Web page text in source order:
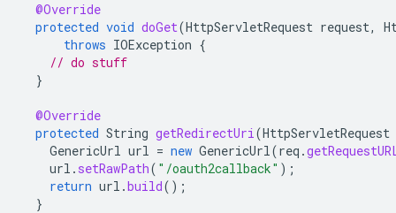
@Override
protected void doGet(HttpServletRequest request,
throws IOException {
// do stuff
}
@Override
protected String getRedirectUri(HttpServletRequest
GenericUrl url = new GenericUrl(req .
url . setRawPath( "/oauth2callback" );
return url .build();
}